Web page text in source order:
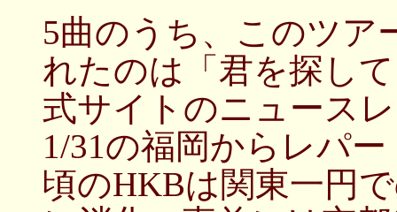
5曲のうち、このツア
れたのは「君を探し
式サイトのニュース
1/31の福岡からレパ
頃のHKBは関東一円